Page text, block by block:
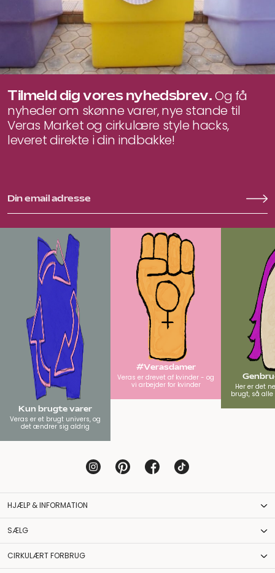
Tilmeld dig vores nyhedsbrev.Og få
nyheder om skønne varer, nye stande til
Veras Market og cirkulære style hacks,
leveret direkte i din indbakke!
Kun brugte varer
Veras er et brugt univers, og
det ændrer sig aldrig
#Verasdamer
Veras er drevet af kvinder - og
vi arbejder for kvinder
Her er det
brugt, så
HJÆLP & INFORMATION
SÆLG
CIRKULÆRT FORBRUG